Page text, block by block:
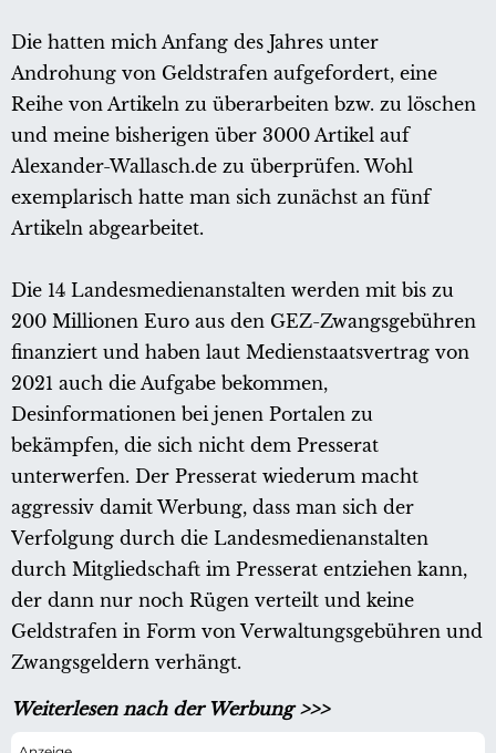
Die hatten mich Anfang des Jahres unter
Androhung von Geldstrafen aufgefordert, eine
Reihe von Artikeln zu überarbeiten bzw. zu löschen
und meine bisherigen über 3000 Artikel auf
Alexander-Wallasch.de zu überprüfen. Wohl
exemplarisch hatte man sich zunächst an fünf
Artikeln abgearbeitet.
Die 14 Landesmedienanstalten werden mit bis zu
200 Millionen Euro aus den GEZ-Zwangsgebühren
finanziert und haben laut Medienstaatsvertrag von
2021 auch die Aufgabe bekommen,
Desinformationen bei jenen Portalen zu
bekämpfen, die sich nicht dem Presserat
unterwerfen. Der Presserat wiederum macht
aggressiv damit Werbung, dass man sich der
Verfolgung durch die Landesmedienanstalten
durch Mitgliedschaft im Presserat entziehen kann,
der dann nur noch Rügen verteilt und keine
Geldstrafen in Form von Verwaltungsgebühren und
Zwangsgeldern verhängt.
Weiterlesen nach der Werbung >>>